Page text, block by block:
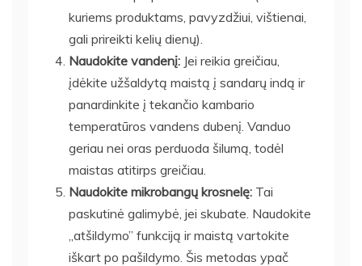
kuriems produktams, pavyzdžiui, vištienai,
gali prireikti kelių dienų).
Naudokite vandenį: Jei reikia greičiau,
įdėkite užšaldytą maistą į sandarų indą ir
panardinkite į tekančio kambario
temperatūros vandens dubenį. Vanduo
geriau nei oras perduoda šilumą, todėl
maistas atitirps greičiau.
Naudokite mikrobangų krosnelę: Tai
paskutinė galimybė, jei skubate. Naudokite
„atšildymo” funkciją ir maistą vartokite
iškart po pašildymo. Šis metodas ypač